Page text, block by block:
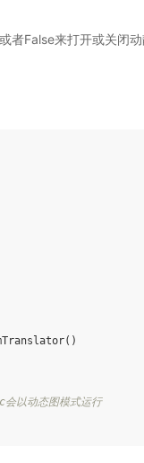
False来打开或关闭动
()
以动态图模式运行